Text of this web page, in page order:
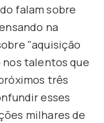
falam sobre
na
"aquisição
talentos que
três
esses
milhares de